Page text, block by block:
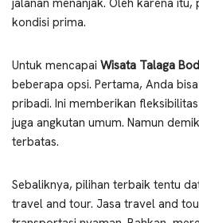
kondisi prima.
Untuk mencapai Wisata Talaga
beberapa opsi. Pertama, Anda
pribadi. Ini memberikan
juga angkutan umum. Namun
terbatas.
Sebaliknya, pilihan terbaik tentu
travel and tour. Jasa travel and